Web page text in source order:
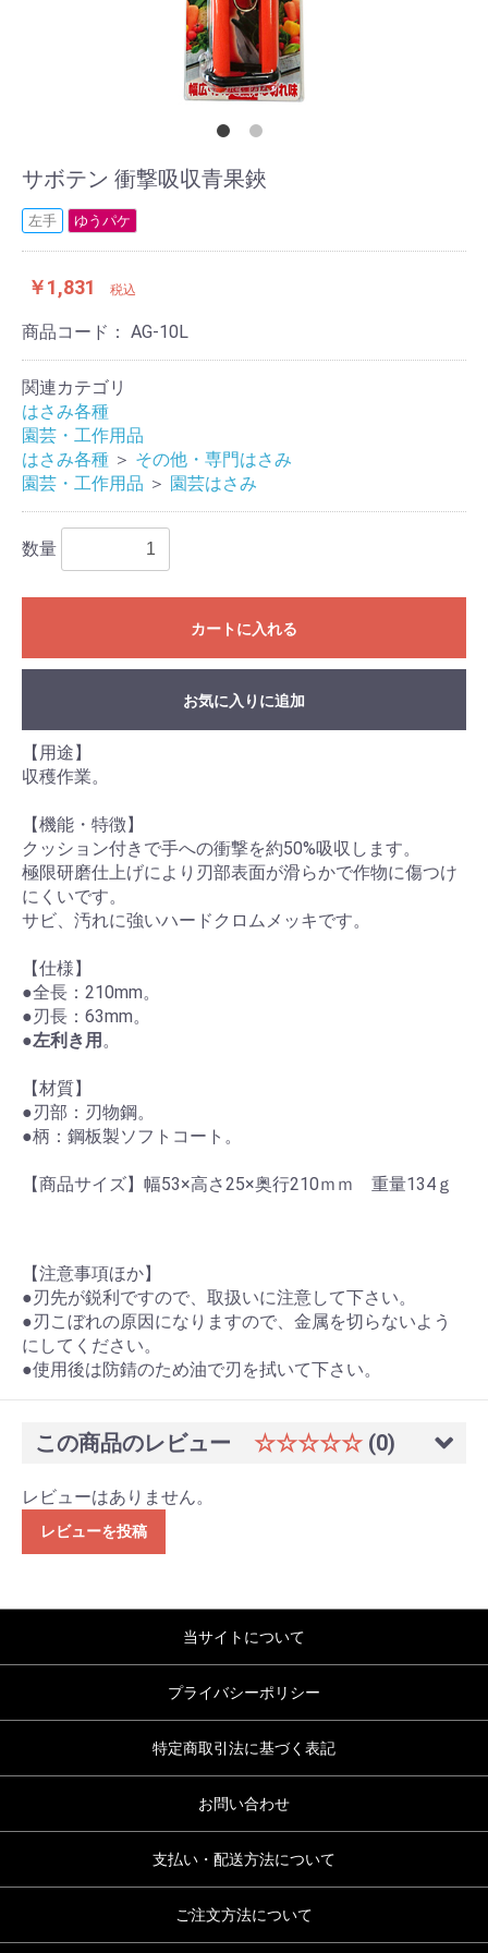
サボテン 衝撃吸収青果鋏
左手 ゆうパケ
￥1,831 税込
商品コード： AG-10L
関連カテゴリ
はさみ各種
園芸・工作用品
はさみ各種 ＞ その他・専門はさみ
園芸・工作用品 ＞ 園芸はさみ
数量
カートに入れる
お気に入りに追加
【用途】
収穫作業。
【機能・特徴】
クッション付きで手への衝撃を約50%吸収します。
極限研磨仕上げにより刃部表面が滑らかで作物に傷つけ
にくいです。
サビ、汚れに強いハードクロムメッキです。
【仕様】
●全長：210mm。
●刃長：63mm。
●左利き用 。
【材質】
●刃部：刃物鋼。
●柄：鋼板製ソフトコート。
【商品サイズ】幅53×高さ25×奥行210ｍｍ 重量134ｇ
【注意事項ほか】
●刃先が鋭利ですので、取扱いに注意して下さい。
●刃こぼれの原因になりますので、金属を切らないよう
にしてください。
●使用後は防錆のため油で刃を拭いて下さい。
この商品のレビュー ☆☆☆☆☆ (0)
レビューはありません。
レビューを投稿
当サイトについて
プライバシーポリシー
特定商取引法に基づく表記
お問い合わせ
支払い・配送方法について
ご注文方法について